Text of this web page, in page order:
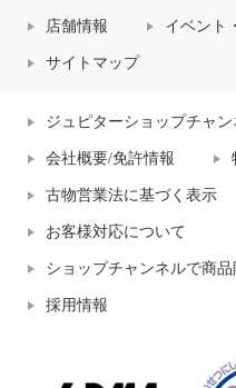
店舗情報 イベント
サイトマップ
ジュピターショップチャ
会社概要/免許情報
古物営業法に基づく表示
お客様対応について
ショップチャンネルで商
採用情報